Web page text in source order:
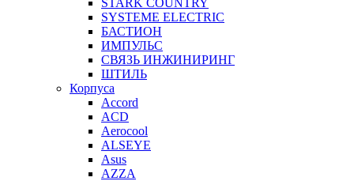
STARK COUNTRY
SYSTEME ELECTRIC
БАСТИОН
ИМПУЛЬС
СВЯЗЬ ИНЖИНИРИНГ
ШТИЛЬ
Корпуса
Accord
ACD
Aerocool
ALSEYE
Asus
AZZA